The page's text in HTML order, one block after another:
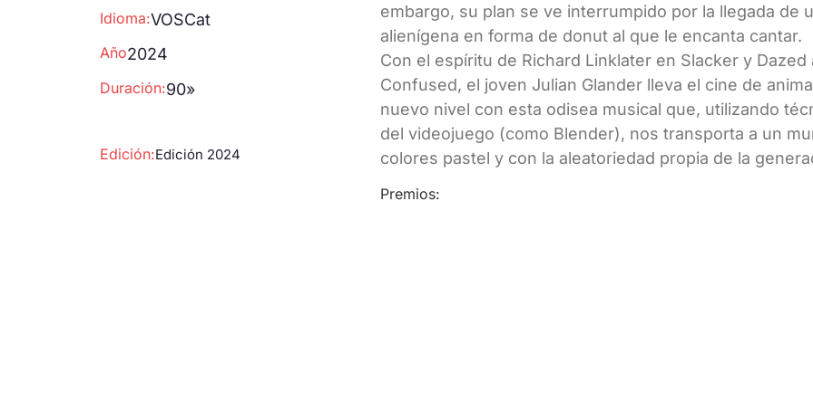
Idioma:VOSCat
Año2024
Duración:90»
Edición:Edición 2024
embargo, su plan se ve interrumpido por la llegada de
alienígena en forma de donut al que le encanta cantar.
Con el espíritu de Richard Linklater en Slacker y Dazed
Confused, el joven Julian Glander lleva el cine de
nuevo nivel con esta odisea musical que, utilizando
del videojuego (como Blender), nos transporta a un
colores pastel y con la aleatoriedad propia de la
Premios: